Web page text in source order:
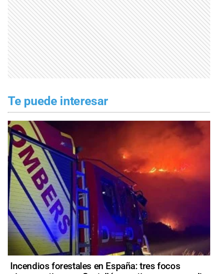
Te puede interesar
Incendios forestales en España: tres focos